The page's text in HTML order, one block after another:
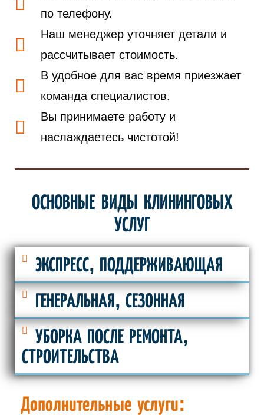
по телефону.
Наш менеджер уточняет детали и
рассчитывает стоимость.
В удобное для вас время приезжает
команда специалистов.
Вы принимаете работу и
наслаждаетесь чистотой!
ОСНОВНЫЕ ВИДЫ КЛИНИНГОВЫХ
УСЛУГ
ЭКСПРЕСС, ПОДДЕРЖИВАЮЩАЯ
ГЕНЕРАЛЬНАЯ, СЕЗОННАЯ
УБОРКА ПОСЛЕ РЕМОНТА,
СТРОИТЕЛЬСТВА
Дополнительные услуги: